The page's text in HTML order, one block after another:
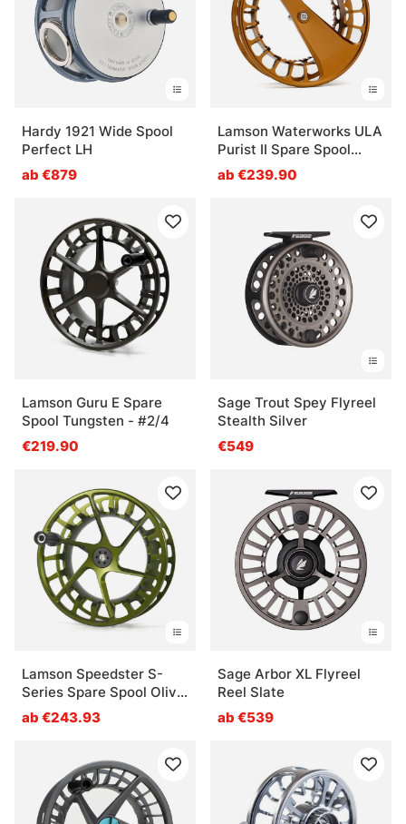
Hardy 1921 Wide Spool
Perfect LH
ab €879
Lamson Waterworks ULA
Purist II Spare Spool
Whiskey
ab €239.90
Lamson Guru E Spare
Spool Tungsten - #2/4
€219.90
Sage Trout Spey Flyreel
Stealth Silver
€549
Lamson Speedster S-
Series Spare Spool Olive
Green
ab €243.93
Sage Arbor XL Flyreel
Reel Slate
ab €539